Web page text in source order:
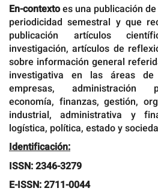
En-contextoes una publicación
periodicidad semestral y que
publicación artículos
investigación, artículos de
sobre información general
investigativa en las áreas
empresas, administración
economía, finanzas, gestión,
industrial, administrativa y
logística, política, estado y
Identificación:
ISSN: 2346-3279
E-ISSN: 2711-0044